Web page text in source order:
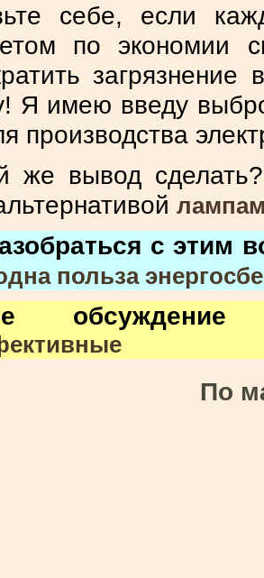
себе, если
по экономии
загрязнение
Я имею введу
производства
же вывод
с этим
польза
По